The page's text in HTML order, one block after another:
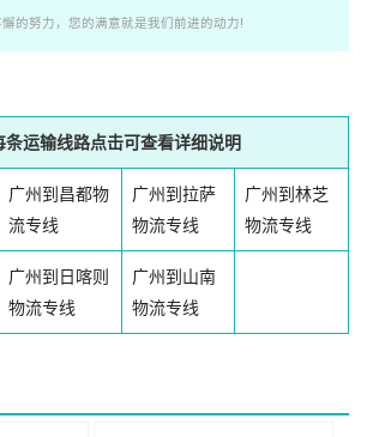
的努力，您的满意就是我们前进的动力!
条运输线路点击可查看详细说明
广州到昌都物
流专线
广州到拉萨
物流专线
广州到林芝
物流专线
广州到日喀则
物流专线
广州到山南
物流专线